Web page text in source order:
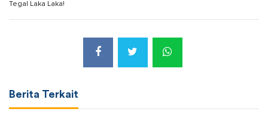
Tegal Laka Laka!
Berita Terkait